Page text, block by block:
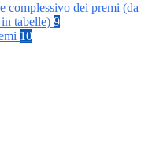
complessivo dei premi (da
tabelle) 9
10